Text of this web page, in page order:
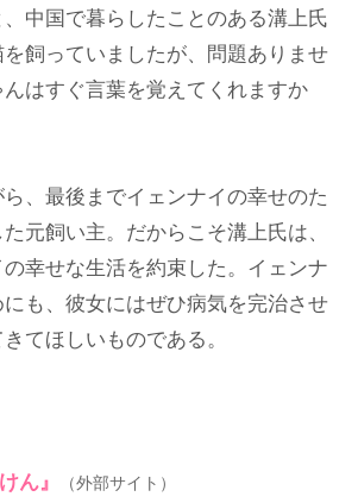
中国で暮らしたことのある溝上氏
飼っていましたが、問題ありませ
はすぐ言葉を覚えてくれますか
、最後までイェンナイの幸せのた
元飼い主。だからこそ溝上氏は、
幸せな生活を約束した。イェンナ
も、彼女にはぜひ病気を完治させ
てほしいものである。
ん』 （外部サイト）